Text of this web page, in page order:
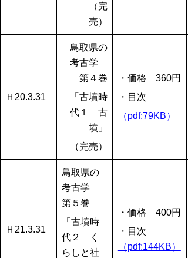
（完
売）
Ｈ20.3.31
鳥取県の
考古学
第４巻
「古墳時
代１ 古
墳」
（完売）
・価格 360円
・目次
（pdf:79KB）
Ｈ21.3.31
鳥取県の
考古学
第５巻
「古墳時
代２ く
らしと社
・価格 400円
・目次
（pdf:144KB）